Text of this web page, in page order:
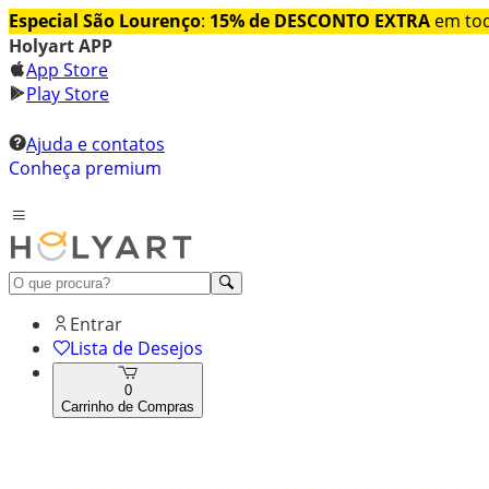
Especial São Lourenço: 15% de DESCONTO EXTRA em
Holyart APP
App Store
Play Store
Ajuda e contatos
Conheça premium
Entrar
Lista de Desejos
0
Carrinho de Compras